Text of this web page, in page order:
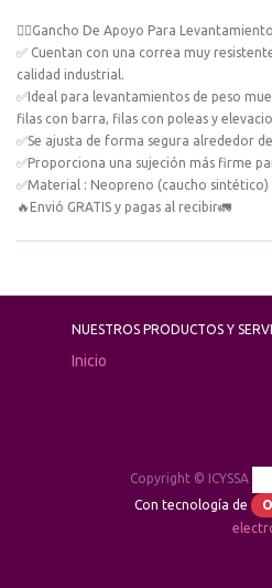
🏋️‍♀️Gancho De Apoyo Para
✅ Cuentan con una correa muy
calidad industrial.
✅Ideal para levantamientos de peso
filas con barra, filas con poleas y
✅Se ajusta de forma segura alrededor
✅Proporciona una sujeción más firme
✅Material : Neopreno (caucho
🔥Envió GRATIS y pagas al recibir🚛
NUESTROS PRODUCTOS Y
Inicio
Copyright © ICYSSA
Con tecnología de